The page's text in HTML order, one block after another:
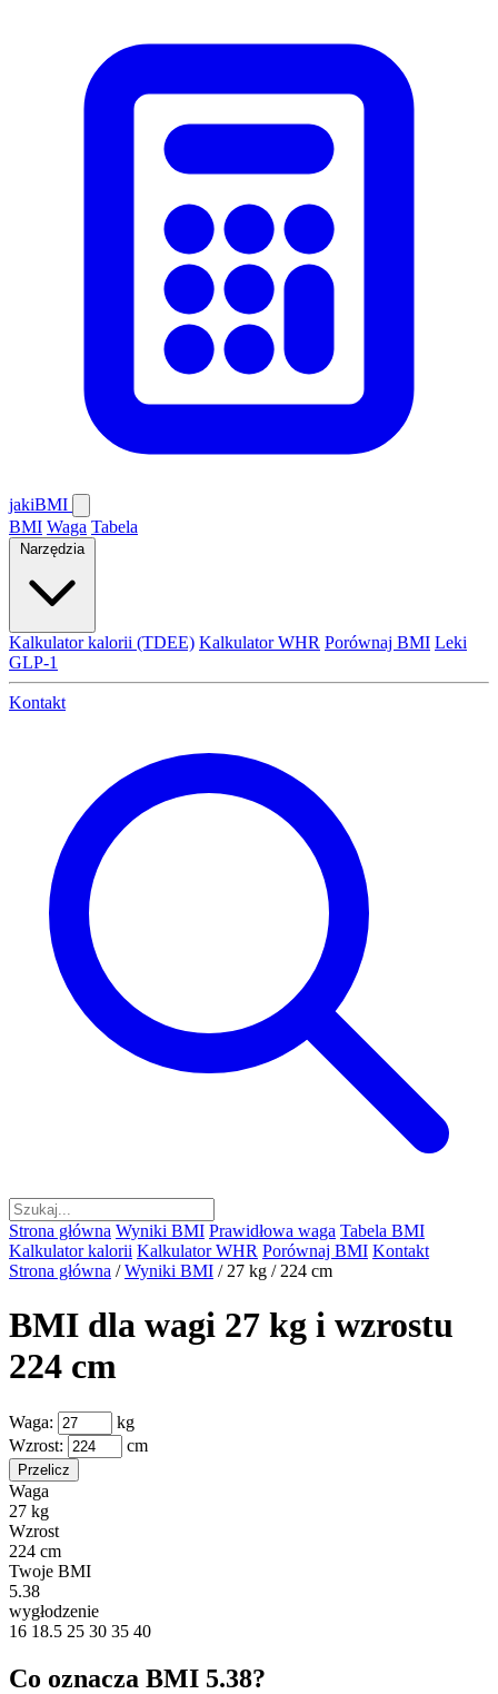
jakiBMI
BMI Waga Tabela
Narzędzia
Kalkulator kalorii (TDEE) Kalkulator WHR Porównaj BMI Leki
GLP-1
Kontakt
Strona główna Wyniki BMI Prawidłowa waga Tabela BMI
Kalkulator kalorii Kalkulator WHR Porównaj BMI Kontakt
Strona główna / Wyniki BMI / 27 kg / 224 cm
BMI dla wagi 27 kg i wzrostu
224 cm
Waga:
kg
Wzrost:
cm
Przelicz
Waga
27 kg
Wzrost
224 cm
Twoje BMI
5.38
wygłodzenie
16 18.5 25 30 35 40
Co oznacza BMI 5.38?